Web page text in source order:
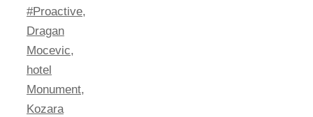
#Proactive,
Dragan
Mocevic,
hotel
Monument,
Kozara